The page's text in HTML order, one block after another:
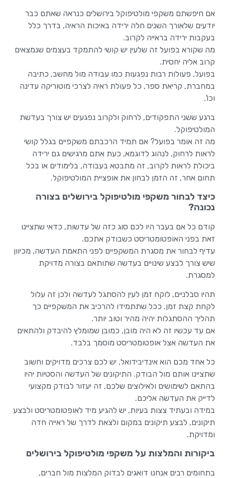
אם חיפשתם משקפי מולטיפוקל בירושלים כנראה שאתם כבר
יודעים שלאורך השנים חלה ירידה באיכות הראיה, בדרך כלל
בעקבות ירידה בראייה לקרוב.
מה שקורא בפועל זה שלעין יש קושי להתמקד בעצמים שנמצאים
קרוב אליה יחסית.
בפועל, פעולות רבות נפגעות כמו עבודה מול מחשב, כתיבה
במחברת, קריאת ספר, כל פעולת ראיה לצרכי מוטוריקה עדינה
וכו'.
ברגע ששני התפקודים, לרחוק ולקרוב נפגעים יש צורך בעדשת
המולטיפוקל.
מה זה אומר בפועל? אם תמיד הרכבתם משקפיים בגלל קושי
לראות לרחוק, לנהוג לדוגמא, כעת אתם מרגישים גם ירידה
ביכולת לראות לקרוב, זה מתבטא בעבודה, בלימודים או בכל
תחום אחר, זה הזמן לבחון את אופציית המולטיפוקל.
כיצד לבחור משקפי מולטיפוקל בירושלים בצורה
נכונה?
קודם כל אם בעבר היו לכם סוג כזה של עדשות, כדאי שתציינו
זאת בפני האופטומטריסט כשבודק אתכם.
עדיף לבחור את מסגרת המשקפיים לפני התאמת העדשה, מכיוון
שיש צורך לבצע שינויים בעדשה שתותאם בצורה מדויקת
למסגרת.
תהיו סבלניים, לוקח זמן לעין להסתגל לעדשה ולכן זה עלול
לקחת קצת זמן. ככל שתתמידו להרכיב את המשקפיים כך
תהליך ההסתגלות יהיה מהיר וטוב יותר.
אם עד עכשיו זה לא היה מובן, כמובן שמומלץ להיבדק ולהתאים
את העדשה אצל אופטומטריסט מוסמך בלבד.
כל אחד מכם הוא אינדיבידואל, יש לכם צרכים מדויקים וחשוב
שתציינו אותם מול הבודק. התיקונים של העדשה והסטיות יהיו
בהתאם לשימושים ולאילוצים שלכם, זה יעזור לבודק מקצועי
לדייק את העדשה אליכם.
במידה ובעתיד צצות בעיות, יש להגיע מיד לאופטומטריסט ולבצע
תיקונים, לבצע תיקונים במקום ולצאת לדרך של ראייה חדה
ומדויקת.
ביקורות והמלצות על משקפי מולטיפוקל בירושלים
בתחומים רבים אנחנו דואגים לבדוק המלצות מול חברים,